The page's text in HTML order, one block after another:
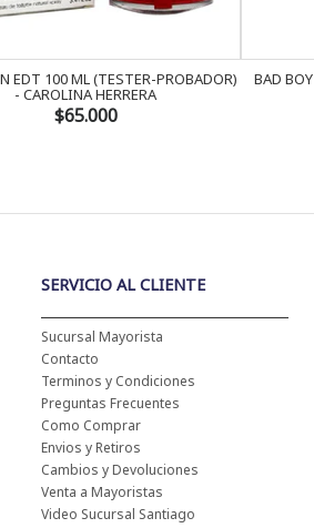
EDT 100 ML (TESTER-PROBADOR)
- CAROLINA HERRERA
$65.000
BAD
SERVICIO AL CLIENTE
Sucursal Mayorista
Contacto
Terminos y Condiciones
Preguntas Frecuentes
Como Comprar
Envios y Retiros
Cambios y Devoluciones
Venta a Mayoristas
Video Sucursal Santiago